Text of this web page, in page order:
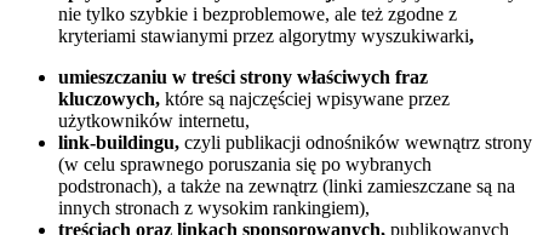
nie tylko szybkie i bezproblemowe, ale też zgodne z
kryteriami stawianymi przez algorytmy wyszukiwarki,
umieszczaniu w treści strony właściwych fraz
kluczowych, które są najczęściej wpisywane przez
użytkowników internetu,
link-buildingu, czyli publikacji odnośników wewnątrz strony
(w celu sprawnego poruszania się po wybranych
podstronach), a także na zewnątrz (linki zamieszczane są na
innych stronach z wysokim rankingiem),
treściach oraz linkach sponsorowanych, publikowanych